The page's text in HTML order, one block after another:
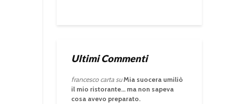
Ultimi Commenti
francesco cartasuMia suocera umiliò
il mio ristorante… ma non sapeva
cosa avevo preparato.